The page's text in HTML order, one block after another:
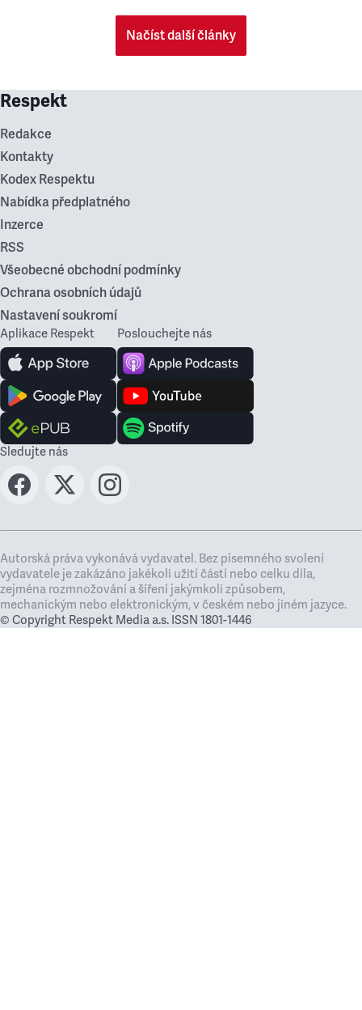
Načíst další články
Respekt
Redakce
Kontakty
Kodex Respektu
Nabídka předplatného
Inzerce
RSS
Všeobecné obchodní podmínky
Ochrana osobních údajů
Nastavení soukromí
Aplikace Respekt Poslouchejte nás
Sledujte nás
Autorská práva vykonává vydavatel. Bez písemného svolení
vydavatele je zakázáno jakékoli užití částí nebo celku díla,
zejména rozmnožování a šíření jakýmkoli způsobem,
mechanickým nebo elektronickým, v českém nebo jiném jazyce.
© Copyright Respekt Media a.s. ISSN 1801-1446